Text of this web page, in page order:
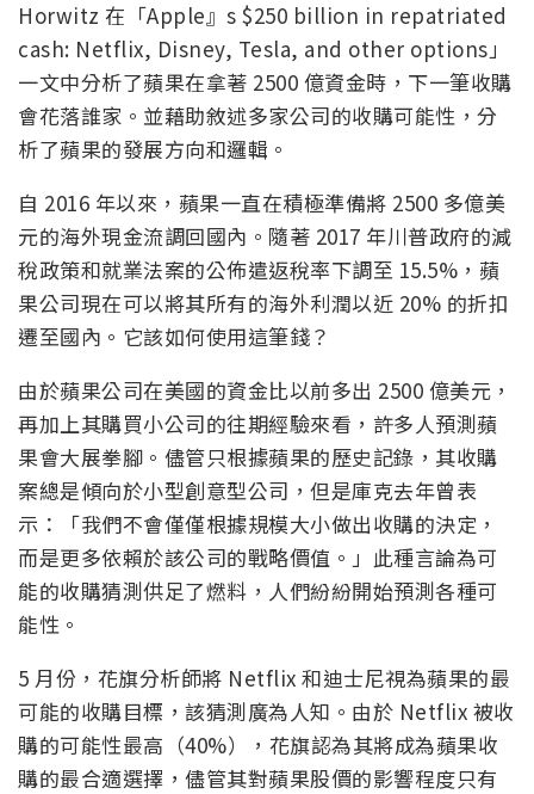
Horwitz 在「Apple』s $250 billion in repatriated
cash: Netflix, Disney, Tesla, and other options」
一文中分析了蘋果在拿著 2500 億資金時，下一筆收購
會花落誰家。並藉助敘述多家公司的收購可能性，分
析了蘋果的發展方向和邏輯。
自 2016 年以來，蘋果一直在積極準備將 2500 多億美
元的海外現金流調回國內。隨著 2017 年川普政府的減
稅政策和就業法案的公佈遣返稅率下調至 15.5%，蘋
果公司現在可以將其所有的海外利潤以近 20% 的折扣
遷至國內。它該如何使用這筆錢？
由於蘋果公司在美國的資金比以前多出 2500 億美元，
再加上其購買小公司的往期經驗來看，許多人預測蘋
果會大展拳腳。儘管只根據蘋果的歷史記錄，其收購
案總是傾向於小型創意型公司，但是庫克去年曾表
示：「我們不會僅僅根據規模大小做出收購的決定，
而是更多依賴於該公司的戰略價值。」此種言論為可
能的收購猜測供足了燃料，人們紛紛開始預測各種可
能性。
5 月份，花旗分析師將 Netflix 和迪士尼視為蘋果的最
可能的收購目標，該猜測廣為人知。由於 Netflix 被收
購的可能性最高（40%），花旗認為其將成為蘋果收
購的最合適選擇，儘管其對蘋果股價的影響程度只有